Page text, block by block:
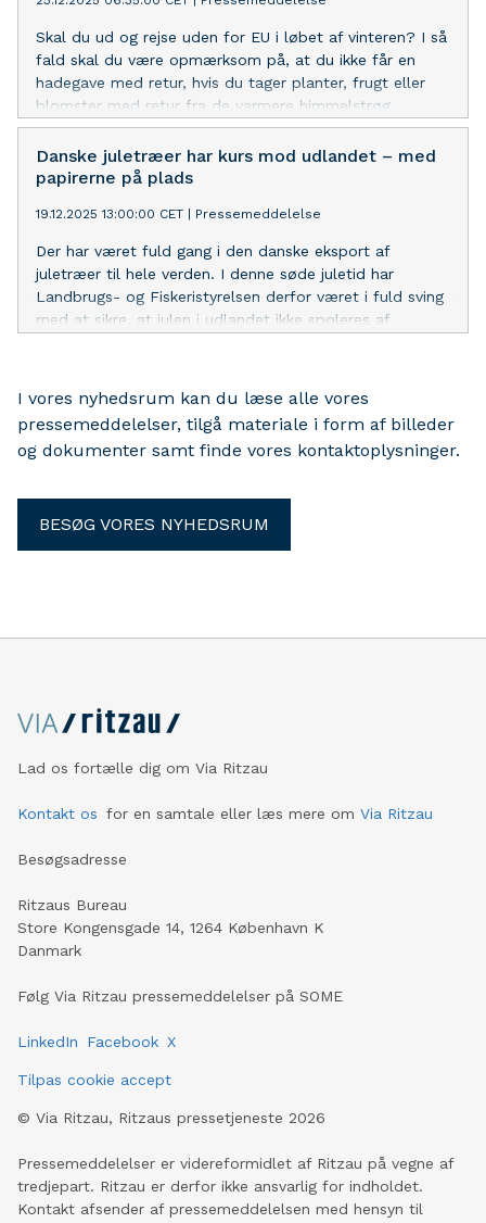
Skal du ud og rejse uden for EU i løbet af vinteren? I så
fald skal du være opmærksom på, at du ikke får en
hadegave med retur, hvis du tager planter, frugt eller
blomster med retur fra de varmere himmelstrøg.
Danske juletræer har kurs mod udlandet – med
papirerne på plads
19.12.2025 13:00:00 CET | Pressemeddelelse
Der har været fuld gang i den danske eksport af
juletræer til hele verden. I denne søde juletid har
Landbrugs- og Fiskeristyrelsen derfor været i fuld sving
med at sikre, at julen i udlandet ikke spoleres af
I vores nyhedsrum kan du læse alle vores
pressemeddelelser, tilgå materiale i form af billeder
og dokumenter samt finde vores kontaktoplysninger.
BESØG VORES NYHEDSRUM
Lad os fortælle dig om Via Ritzau
Kontakt os for en samtale eller læs mere om Via Ritzau
Besøgsadresse
Ritzaus Bureau
Store Kongensgade 14, 1264 København K
Danmark
Følg Via Ritzau pressemeddelelser på SOME
LinkedIn Facebook X
Tilpas cookie accept
© Via Ritzau, Ritzaus pressetjeneste 2026
Pressemeddelelser er videreformidlet af Ritzau på vegne af
tredjepart. Ritzau er derfor ikke ansvarlig for indholdet.
Kontakt afsender af pressemeddelelsen med hensyn til